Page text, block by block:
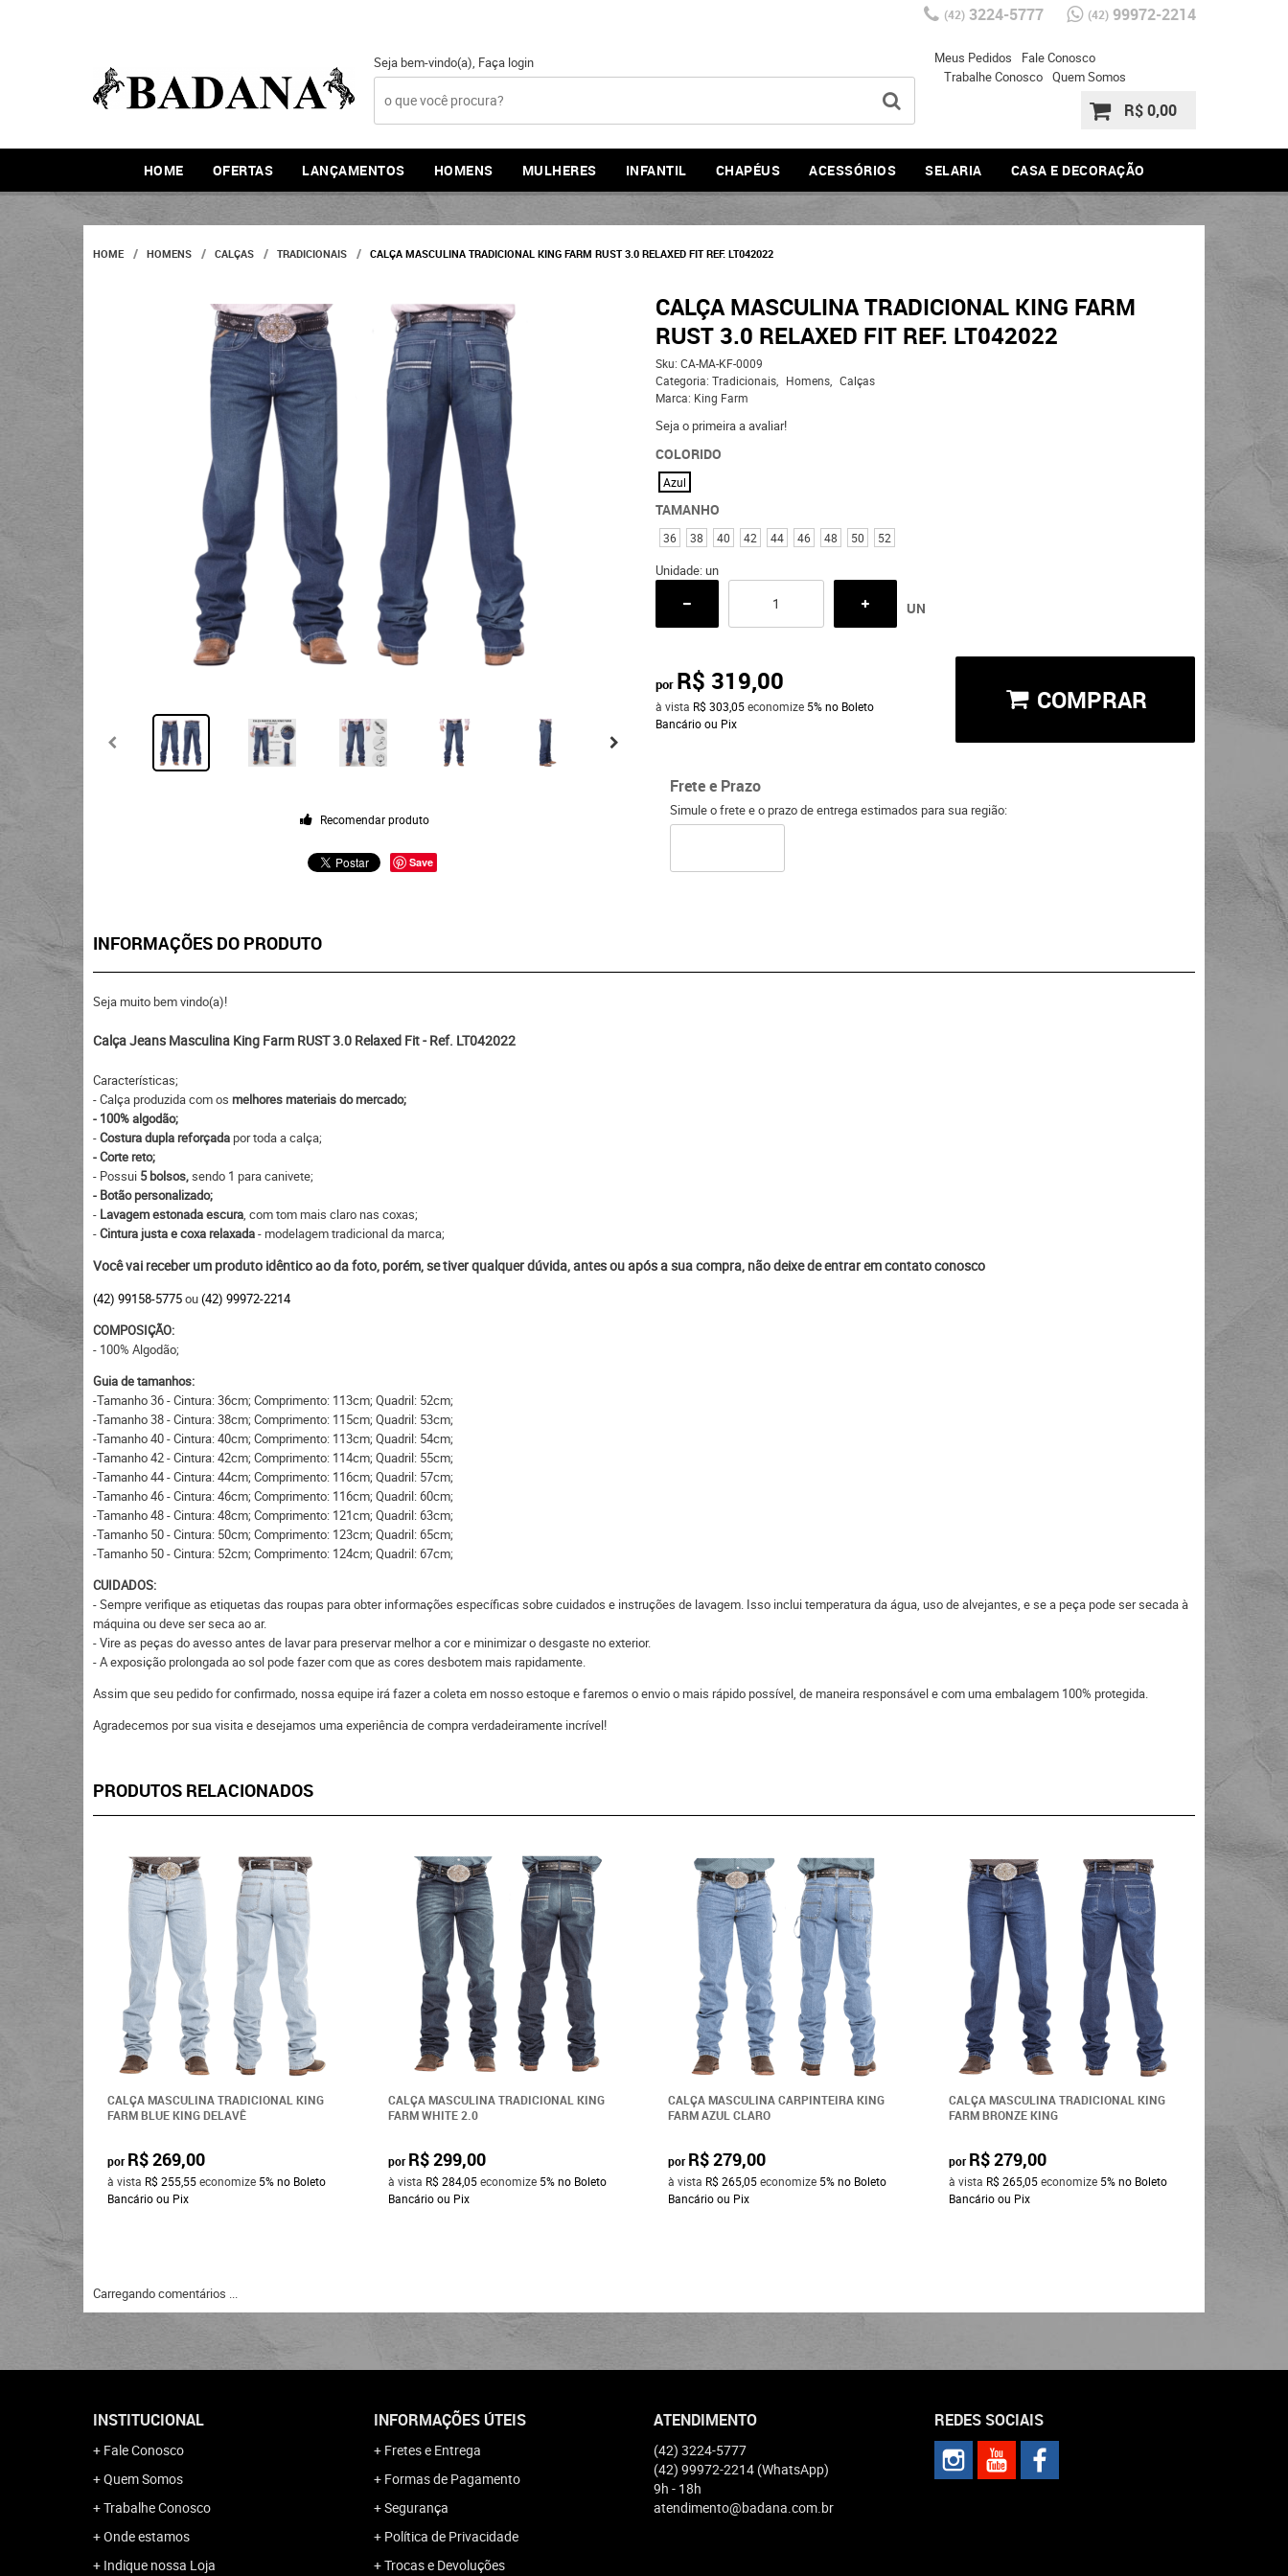
(42)3224-5777 (42)99972-2214
Seja bem-vindo(a), Faça login Meus Pedidos
Fale Conosco
Trabalhe Conosco Quem Somos
R$ 0,00
HOME OFERTAS LANÇAMENTOS HOMENS MULHERES INFANTIL CHAPÉUS ACESSÓRIOS SELARIA CASA E DECORAÇÃO
HOME HOMENS CALÇAS TRADICIONAIS CALÇA MASCULINA TRADICIONAL KING FARM RUST 3.0 RELAXED FIT REF. LT042022
Recomendar produto
Save
CALÇA MASCULINA TRADICIONAL KING FARM
RUST 3.0 RELAXED FIT REF. LT042022
Sku: CA-MA-KF-0009
Categoria: Tradicionais Homens
Calças
Marca: King Farm
Seja o primeira a avaliar!
COLORIDO
Azul
TAMANHO
36 38 40 42 44 46 48 50 52
Unidade: un
UN
por R$ 319,00
à vista R$ 303,05economize 5% no Boleto
Bancário ou Pix
COMPRAR
Frete e Prazo
Simule o frete e o prazo de entrega estimados para sua região:
INFORMAÇÕES DO PRODUTO
Seja muito bem vindo(a)!
Calça Jeans Masculina King Farm RUST 3.0 Relaxed Fit - Ref. LT042022
Características;
- Calça produzida com os melhores materiais do mercado;
- 100% algodão;
-Costura dupla reforçada por toda a calça;
- Corte reto;
- Possui 5 bolsos,sendo 1 para canivete;
- Botão personalizado;
- Lavagem estonada escura, com tom mais claro nas coxas;
-Cintura justa e coxa relaxada- modelagem tradicional da marca;
Você vai receber um produto idêntico ao da foto, porém, se tiver qualquer dúvida, antes ou após a sua compra, não deixe de entrar em contato conosco
(42) 99158-5775ou(42) 99972-2214
COMPOSIÇÃO:
- 100% Algodão;
Guia de tamanhos:
-Tamanho 36 - Cintura: 36cm; Comprimento: 113cm; Quadril: 52cm;
-Tamanho 38 - Cintura: 38cm; Comprimento: 115cm; Quadril: 53cm;
-Tamanho 40 - Cintura: 40cm; Comprimento: 113cm; Quadril: 54cm;
-Tamanho 42 - Cintura: 42cm; Comprimento: 114cm; Quadril: 55cm;
-Tamanho 44 - Cintura: 44cm; Comprimento: 116cm; Quadril: 57cm;
-Tamanho 46 - Cintura: 46cm; Comprimento: 116cm; Quadril: 60cm;
-Tamanho 48 - Cintura: 48cm; Comprimento: 121cm; Quadril: 63cm;
-Tamanho 50 - Cintura: 50cm; Comprimento: 123cm; Quadril: 65cm;
-Tamanho 50 - Cintura: 52cm; Comprimento: 124cm; Quadril: 67cm;
CUIDADOS:
- Sempre verifique as etiquetas das roupas para obter informações específicas sobre cuidados e instruções de lavagem. Isso inclui temperatura da água, uso de alvejantes, e se a peça pode ser secada à
máquina ou deve ser seca ao ar.
- Vire as peças do avesso antes de lavar para preservar melhor a cor e minimizar o desgaste no exterior.
- A exposição prolongada ao sol pode fazer com que as cores desbotem mais rapidamente.
Assim que seu pedido for confirmado, nossa equipe irá fazer a coleta em nosso estoque e faremos o envio o mais rápido possível, de maneira responsável e com uma embalagem 100% protegida.
Agradecemos por sua visita e desejamos uma experiência de compra verdadeiramente incrível!
PRODUTOS RELACIONADOS
CALÇA MASCULINA TRADICIONAL KING
FARM BLUE KING DELAVÊ
por R$ 269,00
à vista R$ 255,55economize 5%no Boleto
Bancário ou Pix
CALÇA MASCULINA TRADICIONAL KING
FARM WHITE 2.0
por R$ 299,00
à vista R$ 284,05economize 5% no Boleto
Bancário ou Pix
CALÇA MASCULINA CARPINTEIRA KING
FARM AZUL CLARO
por R$ 279,00
à vista R$ 265,05economize 5%no Boleto
Bancário ou Pix
CALÇA MASCULINA TRADICIONAL KING
FARM BRONZE KING
por R$ 279,00
à vista R$ 265,05economize 5% no Boleto
Bancário ou Pix
R$
à vistaR$
Bancário
Carregando comentários ...
INSTITUCIONAL
Fale Conosco
Quem Somos
Trabalhe Conosco
Onde estamos
Indique nossa Loja
INFORMAÇÕES ÚTEIS
Fretes e Entrega
Formas de Pagamento
Segurança
Política de Privacidade
Trocas e Devoluções
ATENDIMENTO
(42) 3224-5777
(42) 99972-2214 (WhatsApp)
9h - 18h
atendimento@badana.com.br
REDES SOCIAIS